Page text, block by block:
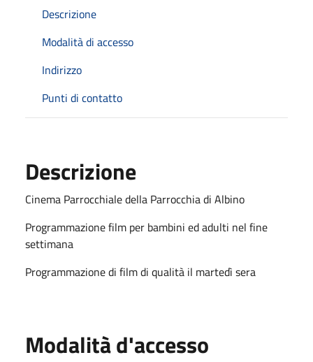
Descrizione
Modalità di accesso
Indirizzo
Punti di contatto
Descrizione
Cinema Parrocchiale della Parrocchia di Albino
Programmazione film per bambini ed adulti nel fine
settimana
Programmazione di film di qualità il martedì sera
Modalità d'accesso